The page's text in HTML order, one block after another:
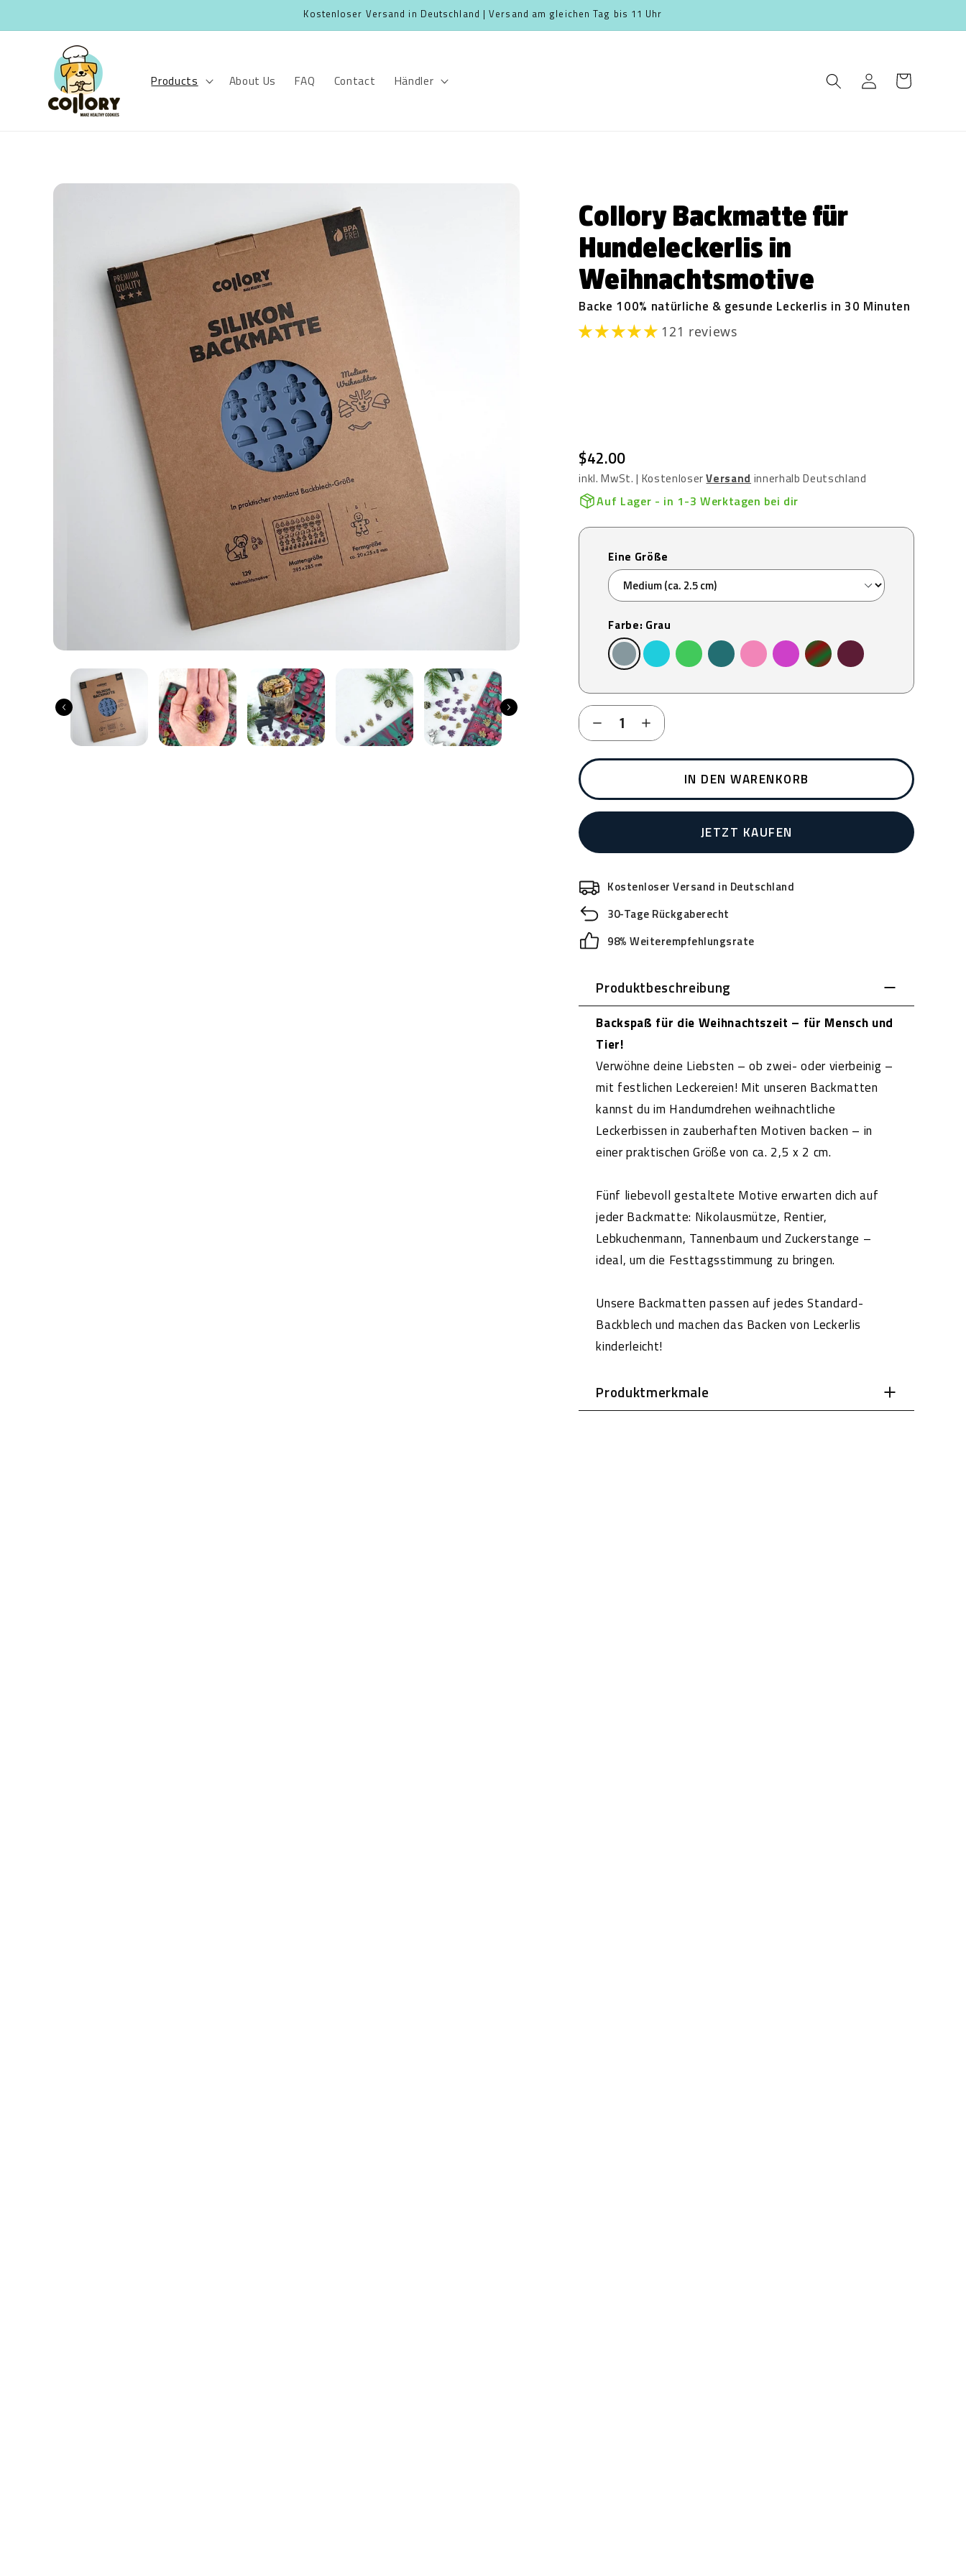
Kostenloser Versand in Deutschland | Versand am gleichen Tag bis 11 Uhr
Products About Us FAQ Contact Händler
Log
in
Cart
Collory Backmatte für
Hundeleckerlis in
Weihnachtsmotive
Backe 100% natürliche & gesunde Leckerlis in 30 Minuten
121 reviews
$42.00
inkl. MwSt. | KostenloserVersand innerhalb Deutschland
Auf Lager - in 1-3 Werktagen bei dir
Eine Größe
Farbe: Grau
GrauTürkisGrün PetrolRosa FuchsiaGrün/ Rot marmoriert
Burgundy
IN DEN WARENKORB
JETZT KAUFEN
Kostenloser Versand in Deutschland
30-Tage Rückgaberecht
98% Weiterempfehlungsrate
Produktbeschreibung
Backspaß für die Weihnachtszeit – für Mensch und
Tier!
Verwöhne deine Liebsten – ob zwei- oder vierbeinig –
mit festlichen Leckereien! Mit unseren Backmatten
kannst du im Handumdrehen weihnachtliche
Leckerbissen in zauberhaften Motiven backen – in
einer praktischen Größe von ca. 2,5 x 2 cm.
Fünf liebevoll gestaltete Motive erwarten dich auf
jeder Backmatte: Nikolausmütze, Rentier,
Lebkuchenmann, Tannenbaum und Zuckerstange –
ideal, um die Festtagsstimmung zu bringen.
Unsere Backmatten passen auf jedes Standard-
Backblech und machen das Backen von Leckerlis
kinderleicht!
Produktmerkmale